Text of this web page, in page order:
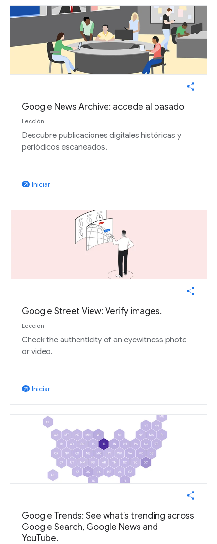
Google News Archive: accede al pasado
Lección
Descubre publicaciones digitales históricas y
periódicos escaneados.
arrow_outward Iniciar
Google Street View: Verify images.
Lección
Check the authenticity of an eyewitness photo
or video.
arrow_outward Iniciar
Google Trends: See what’s trending across
Google Search, Google News and
YouTube.